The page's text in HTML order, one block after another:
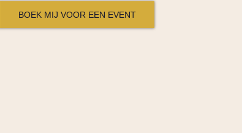
BOEK MIJ VOOR EEN EVENT